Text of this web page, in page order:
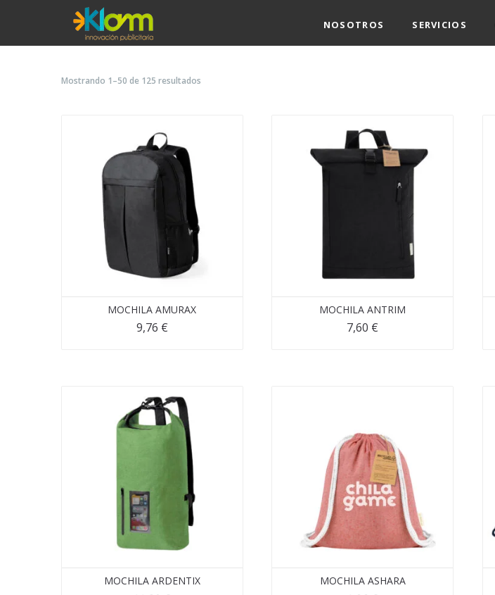
NOSOTROS SERVICIOS
Mostrando 1–50 de 125 resultados
MOCHILA AMURAX
9,76 €
MOCHILA ANTRIM
7,60 €
MOCHILA ARDENTIX MOCHILA ASHARA